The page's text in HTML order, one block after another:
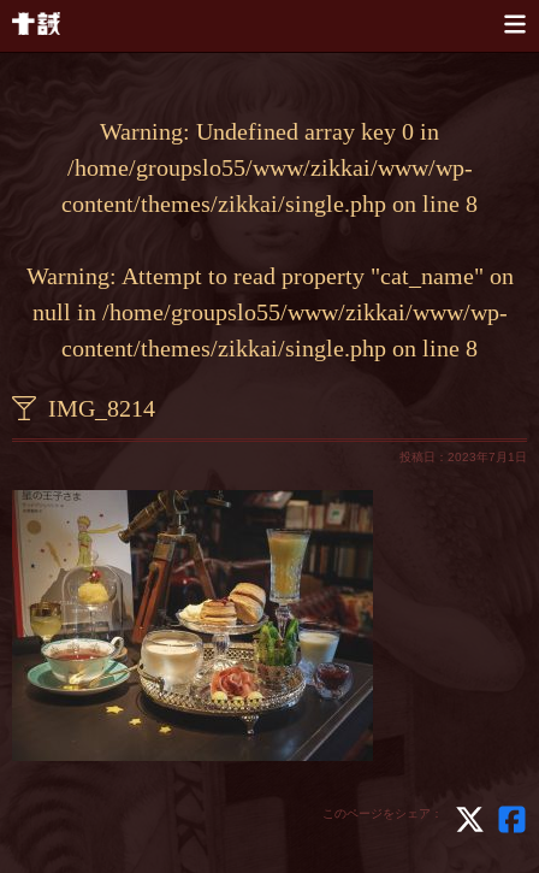
Warning: Undefined array key 0 in
/home/groupslo55/www/zikkai/www/wp-
content/themes/zikkai/single.php on line 8
Warning: Attempt to read property "cat_name" on
null in /home/groupslo55/www/zikkai/www/wp-
content/themes/zikkai/single.php on line 8
IMG_8214
投稿日：2023年7月1日
このページをシェア：